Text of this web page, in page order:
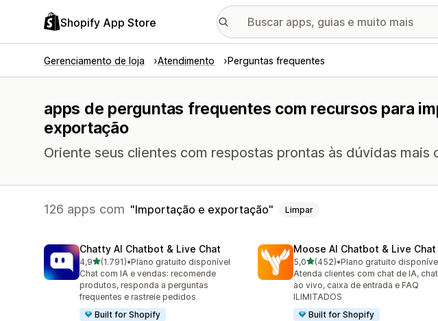
Shopify App Store
Gerenciamento de loja Atendimento Perguntas frequentes
apps de perguntas frequentes com recursos para
exportação
Oriente seus clientes com respostas prontas às dúvidas mais
126 apps com Importação e exportação Limpar
Chatty AI Chatbot & Live Chat
4,9de 5 estrelas
(1.791)
1791 avaliações ao todo
•Plano gratuito disponível
Chat com IA e vendas: recomende
produtos, responda a perguntas
frequentes e rastreie pedidos
Built for Shopify
Moose AI Chatbot & Live Chat
5,0de 5 estrelas
(452)
452 avaliações ao todo
•Plano gratuito
Atenda clientes com chat de IA, chat
ao vivo, caixa de entrada e FAQ
ILIMITADOS
Built for Shopify